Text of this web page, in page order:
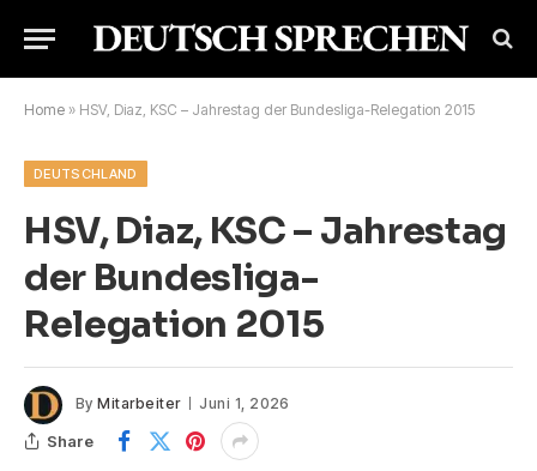
Home » HSV, Diaz, KSC – Jahrestag der Bundesliga-Relegation 2015
DEUTSCHLAND
HSV, Diaz, KSC – Jahrestag
der Bundesliga-
Relegation 2015
By Mitarbeiter Juni 1, 2026
Share